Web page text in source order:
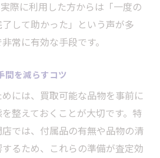
際に利用した方からは「一度の
して助かった」という声が多
常に有効な手段です。
間を減らすコツ
には、買取可能な品物を事前に
整えておくことが大切です。特
では、付属品の有無や品物の清
るため、これらの準備が査定効